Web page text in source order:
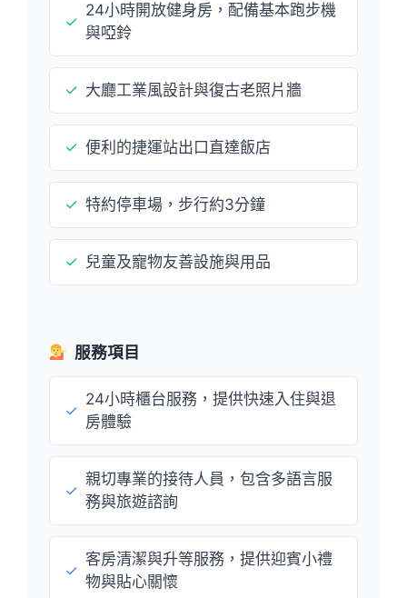
✓
24小時開放健身房，配備基本跑步機
與啞鈴
✓ 大廳工業風設計與復古老照片牆
✓ 便利的捷運站出口直達飯店
✓ 特約停車場，步行約3分鐘
✓ 兒童及寵物友善設施與用品
服務項目
✓
24小時櫃台服務，提供快速入住與退
房體驗
✓
親切專業的接待人員，包含多語言服
務與旅遊諮詢
✓
客房清潔與升等服務，提供迎賓小禮
物與貼心關懷